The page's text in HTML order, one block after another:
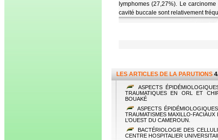
lymphomes (27,27%). Le
cavité buccale sont relativement
LES ARTICLES DE LA PARUTIONS
ASPECTS
TRAUMATIQUES EN ORL ET
BOUAKÉ
ASPECTS
TRAUMATISMES MAXILLO-
L’OUEST DU CAMEROUN.
BACTÉRIOLOGIE DES
CENTRE HOSPITALIER